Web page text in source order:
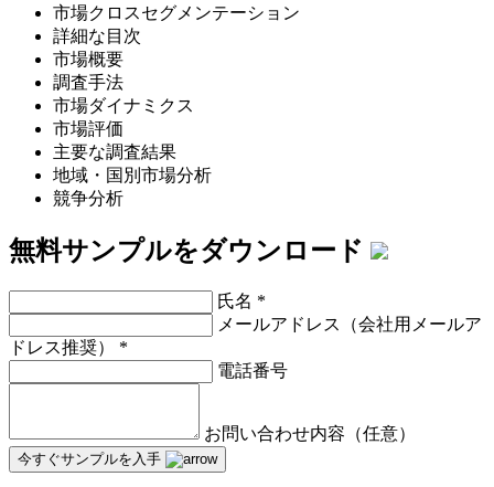
市場クロスセグメンテーション
詳細な目次
市場概要
調査手法
市場ダイナミクス
市場評価
主要な調査結果
地域・国別市場分析
競争分析
無料サンプルをダウンロード
氏名 *
メールアドレス（会社用メールア
ドレス推奨） *
電話番号
お問い合わせ内容（任意）
今すぐサンプルを入手